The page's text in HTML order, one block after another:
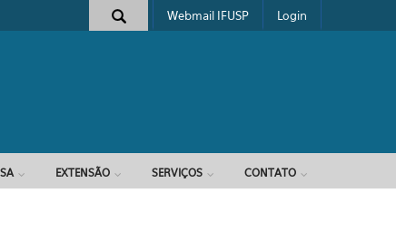
Webmail IFUSP Login
EXTENSÃO SERVIÇOS CONTATO